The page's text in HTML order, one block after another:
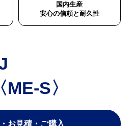
国内生産
安心の信頼と耐久性
S〉
お見積・ご購入